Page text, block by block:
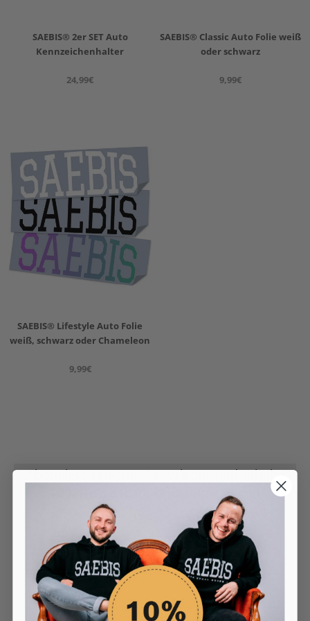
SAEBIS® 2er SET Auto
Kennzeichenhalter
24,99€
SAEBIS® Classic Auto Folie weiß
oder schwarz
9,99€
SAEBIS® Lifestyle Auto Folie
weiß, schwarz oder Chameleon
9,99€
Abonniere unseren Newsletter und erhalte
für deine Bestellung!
Übrigens du hast Zeit zum Testen.😌